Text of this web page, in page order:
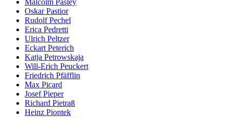
Oskar Pastior
Rudolf Pechel
Erica Pedretti
Ulrich Peltzer
Eckart Peterich
Katja Petrowskaja
Will-Erich Peuckert
Friedrich Pfäfflin
Max Picard
Josef Pieper
Richard Pietraß
Heinz Piontek